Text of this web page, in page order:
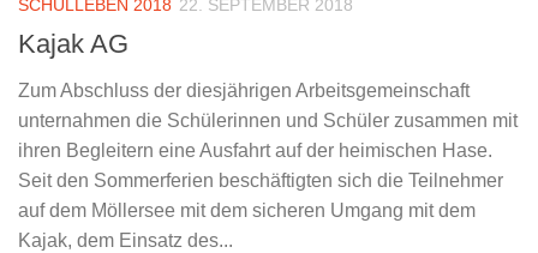
SCHULLEBEN 2018 22. SEPTEMBER 2018
Kajak AG
Zum Abschluss der diesjährigen Arbeitsgemeinschaft
unternahmen die Schülerinnen und Schüler zusammen mit
ihren Begleitern eine Ausfahrt auf der heimischen Hase.
Seit den Sommerferien beschäftigten sich die Teilnehmer
auf dem Möllersee mit dem sicheren Umgang mit dem
Kajak, dem Einsatz des...